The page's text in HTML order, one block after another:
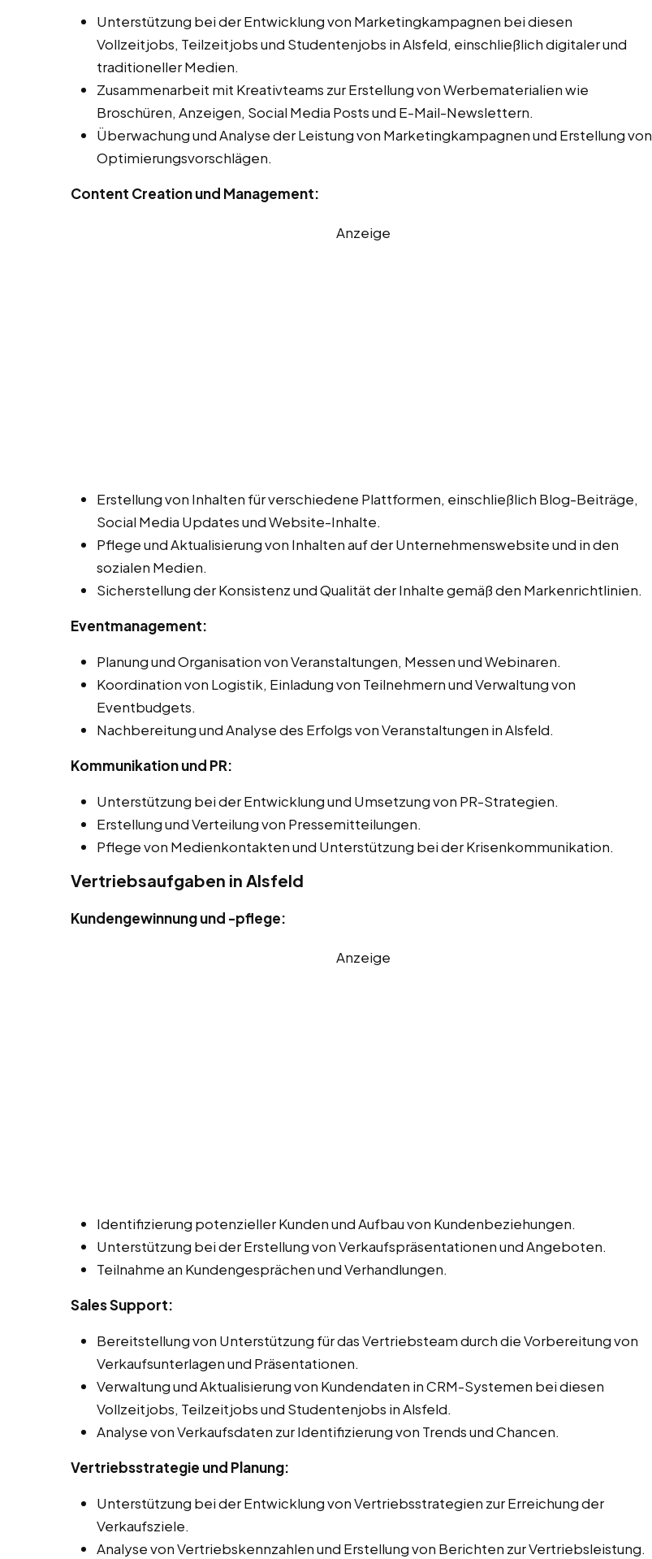
Unterstützung bei der Entwicklung von Marketingkampagnen bei diesen
Vollzeitjobs, Teilzeitjobs und Studentenjobs in Alsfeld, einschließlich digitaler und
traditioneller Medien.
Zusammenarbeit mit Kreativteams zur Erstellung von Werbematerialien wie
Broschüren, Anzeigen, Social Media Posts und E-Mail-Newslettern.
Überwachung und Analyse der Leistung von Marketingkampagnen und Erstellung von
Optimierungsvorschlägen.
Content Creation und Management:
Anzeige
Erstellung von Inhalten für verschiedene Plattformen, einschließlich Blog-Beiträge,
Social Media Updates und Website-Inhalte.
Pflege und Aktualisierung von Inhalten auf der Unternehmenswebsite und in den
sozialen Medien.
Sicherstellung der Konsistenz und Qualität der Inhalte gemäß den Markenrichtlinien.
Eventmanagement:
Planung und Organisation von Veranstaltungen, Messen und Webinaren.
Koordination von Logistik, Einladung von Teilnehmern und Verwaltung von
Eventbudgets.
Nachbereitung und Analyse des Erfolgs von Veranstaltungen in Alsfeld.
Kommunikation und PR:
Unterstützung bei der Entwicklung und Umsetzung von PR-Strategien.
Erstellung und Verteilung von Pressemitteilungen.
Pflege von Medienkontakten und Unterstützung bei der Krisenkommunikation.
Vertriebsaufgaben in Alsfeld
Kundengewinnung und -pflege:
Anzeige
Identifizierung potenzieller Kunden und Aufbau von Kundenbeziehungen.
Unterstützung bei der Erstellung von Verkaufspräsentationen und Angeboten.
Teilnahme an Kundengesprächen und Verhandlungen.
Sales Support:
Bereitstellung von Unterstützung für das Vertriebsteam durch die Vorbereitung von
Verkaufsunterlagen und Präsentationen.
Verwaltung und Aktualisierung von Kundendaten in CRM-Systemen bei diesen
Vollzeitjobs, Teilzeitjobs und Studentenjobs in Alsfeld.
Analyse von Verkaufsdaten zur Identifizierung von Trends und Chancen.
Vertriebsstrategie und Planung:
Unterstützung bei der Entwicklung von Vertriebsstrategien zur Erreichung der
Verkaufsziele.
Analyse von Vertriebskennzahlen und Erstellung von Berichten zur Vertriebsleistung.